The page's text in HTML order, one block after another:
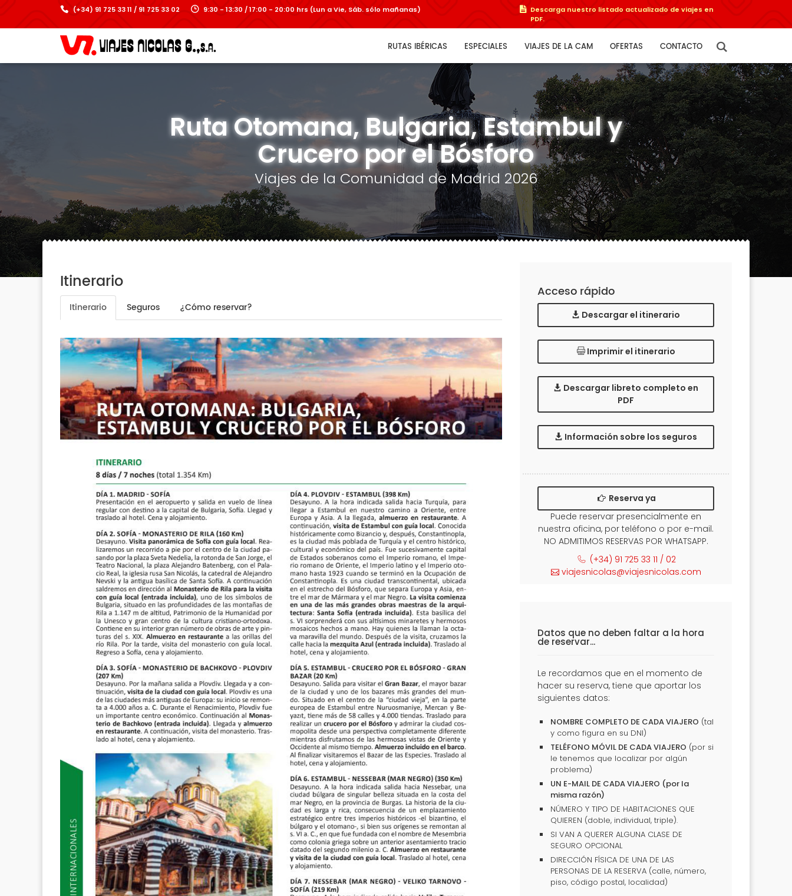
(+34) 91 725 33 11 / 91 725 33 02 9:30 - 13:30 / 17:00 - 20:00 hrs (Lun a Vie, Sáb. sólo mañanas)
Descarga nuestro listado actualizado de viajes en
PDF.
RUTAS IBÉRICAS ESPECIALES VIAJES DE LA CAM OFERTAS CONTACTO
Ruta Otomana, Bulgaria, Estambul y
Crucero por el Bósforo
Viajes de la Comunidad de Madrid 2026
Itinerario
Itinerario Seguros ¿Cómo reservar?
Acceso rápido
Descargar el itinerario
Imprimir el itinerario
Descargar libreto completo en
PDF
Información sobre los seguros
Reserva ya
Puede reservar presencialmente en
nuestra oficina, por teléfono o por e-mail.
NO ADMITIMOS RESERVAS POR WHATSAPP.
(+34) 91 725 33 11 / 02
viajesnicolas@viajesnicolas.com
Datos que no deben faltar a la hora
de reservar...
Le recordamos que en el momento de
hacer su reserva, tiene que aportar los
siguientes datos:
NOMBRE COMPLETO DE CADA VIAJERO (tal
y como figura en su DNI)
TELÉFONO MÓVIL DE CADA VIAJERO (por si
le tenemos que localizar por algún
problema)
UN E-MAIL DE CADA VIAJERO (por la
misma razón)
NÚMERO Y TIPO DE HABITACIONES QUE
QUIEREN (doble, individual, triple).
SI VAN A QUERER ALGUNA CLASE DE
SEGURO OPCIONAL
DIRECCIÓN FÍSICA DE UNA DE LAS
PERSONAS DE LA RESERVA (calle, número,
piso, código postal, localidad)